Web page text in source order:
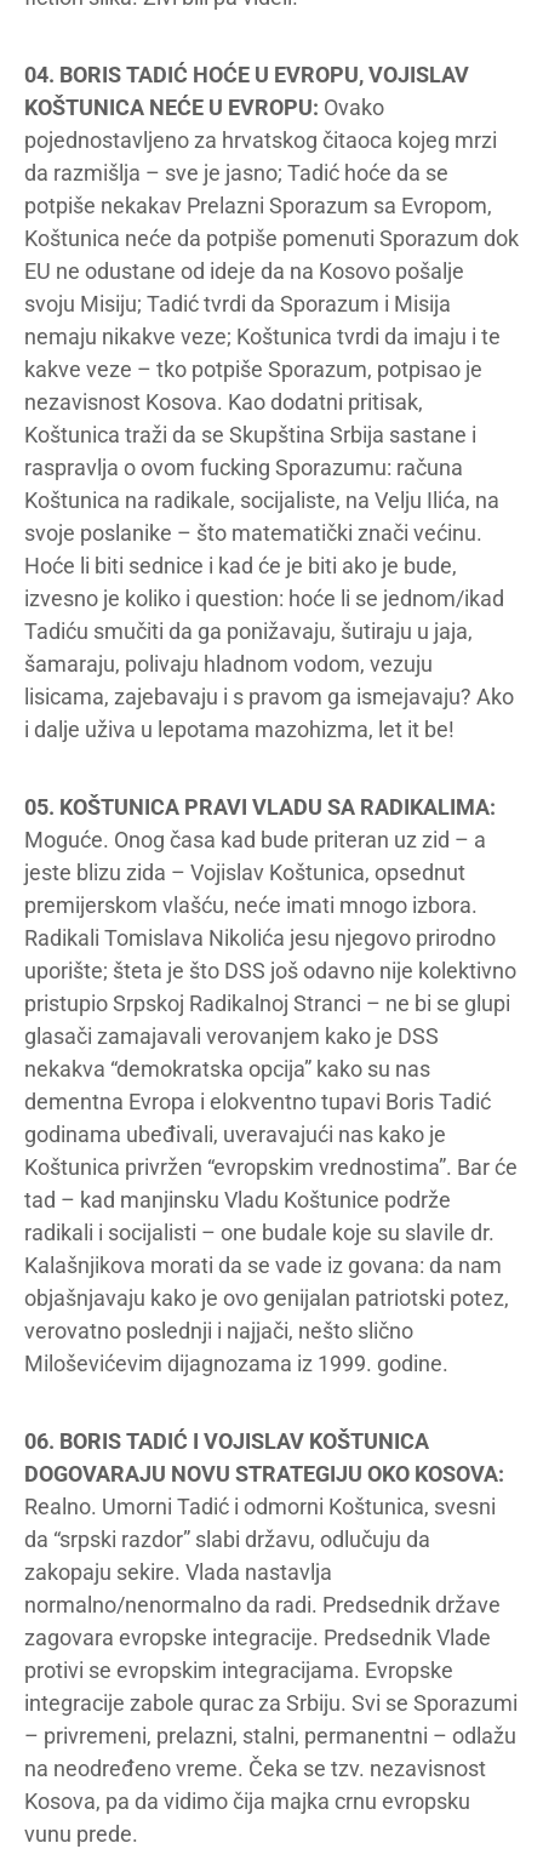
04. BORIS TADIĆ HOĆE U EVROPU, VOJISLAV
KOŠTUNICA NEĆE U EVROPU: Ovako
pojednostavljeno za hrvatskog čitaoca kojeg mrzi
da razmišlja – sve je jasno; Tadić hoće da se
potpiše nekakav Prelazni Sporazum sa Evropom,
Koštunica neće da potpiše pomenuti Sporazum dok
EU ne odustane od ideje da na Kosovo pošalje
svoju Misiju; Tadić tvrdi da Sporazum i Misija
nemaju nikakve veze; Koštunica tvrdi da imaju i te
kakve veze – tko potpiše Sporazum, potpisao je
nezavisnost Kosova. Kao dodatni pritisak,
Koštunica traži da se Skupština Srbija sastane i
raspravlja o ovom fucking Sporazumu: računa
Koštunica na radikale, socijaliste, na Velju Ilića, na
svoje poslanike – što matematički znači većinu.
Hoće li biti sednice i kad će je biti ako je bude,
izvesno je koliko i question: hoće li se jednom/ikad
Tadiću smučiti da ga ponižavaju, šutiraju u jaja,
šamaraju, polivaju hladnom vodom, vezuju
lisicama, zajebavaju i s pravom ga ismejavaju? Ako
i dalje uživa u lepotama mazohizma, let it be!
05. KOŠTUNICA PRAVI VLADU SA RADIKALIMA:
Moguće. Onog časa kad bude priteran uz zid – a
jeste blizu zida – Vojislav Koštunica, opsednut
premijerskom vlašću, neće imati mnogo izbora.
Radikali Tomislava Nikolića jesu njegovo prirodno
uporište; šteta je što DSS još odavno nije kolektivno
pristupio Srpskoj Radikalnoj Stranci – ne bi se glupi
glasači zamajavali verovanjem kako je DSS
nekakva “demokratska opcija” kako su nas
dementna Evropa i elokventno tupavi Boris Tadić
godinama ubeđivali, uveravajući nas kako je
Koštunica privržen “evropskim vrednostima”. Bar će
tad – kad manjinsku Vladu Koštunice podrže
radikali i socijalisti – one budale koje su slavile dr.
Kalašnjikova morati da se vade iz govana: da nam
objašnjavaju kako je ovo genijalan patriotski potez,
verovatno poslednji i najjači, nešto slično
Miloševićevim dijagnozama iz 1999. godine.
06. BORIS TADIĆ I VOJISLAV KOŠTUNICA
DOGOVARAJU NOVU STRATEGIJU OKO KOSOVA:
Realno. Umorni Tadić i odmorni Koštunica, svesni
da “srpski razdor” slabi državu, odlučuju da
zakopaju sekire. Vlada nastavlja
normalno/nenormalno da radi. Predsednik države
zagovara evropske integracije. Predsednik Vlade
protivi se evropskim integracijama. Evropske
integracije zabole qurac za Srbiju. Svi se Sporazumi
– privremeni, prelazni, stalni, permanentni – odlažu
na neodređeno vreme. Čeka se tzv. nezavisnost
Kosova, pa da vidimo čija majka crnu evropsku
vunu prede.